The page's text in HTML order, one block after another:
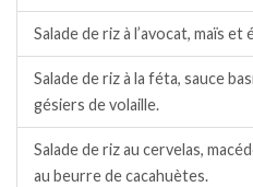
Salade de riz à l’avocat, maïs et
Salade de riz à la féta, sauce
gésiers de volaille.
Salade de riz au cervelas,
au beurre de cacahuètes.